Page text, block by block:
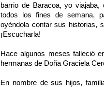
barrio de Baracoa, yo viajaba,
todos los fines de semana,
oyéndola contar sus historias,
¡Escucharla!
Hace algunos meses falleció
hermanas de Doña Graciela
En nombre de sus hijos,